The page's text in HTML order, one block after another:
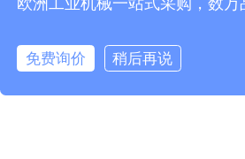
31011502400558|沪ICP备2023029565号
免费询价 稍后再说
免费询价